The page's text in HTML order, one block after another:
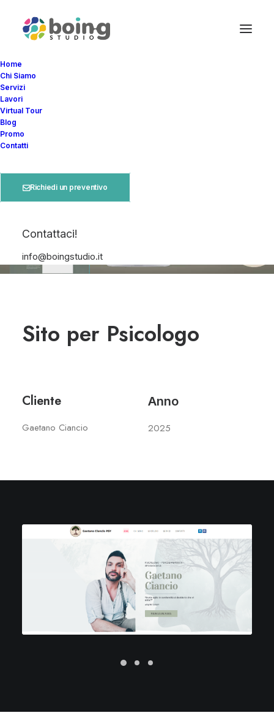
Home
Chi Siamo
Servizi
Lavori
Virtual Tour
Blog
Promo
Contatti
Richiedi un preventivo
Contattaci!
info@boingstudio.it
Sito per Psicologo
Cliente
Gaetano Ciancio
Anno
2025